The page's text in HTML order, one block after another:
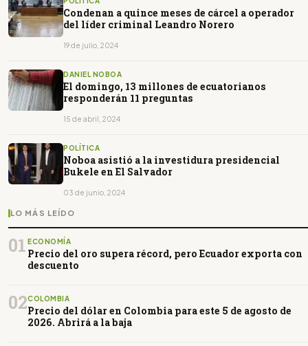
Condenan a quince meses de cárcel a operador
del líder criminal Leandro Norero
19 de julio, 2024
DANIEL NOBOA
El domingo, 13 millones de ecuatorianos
responderán 11 preguntas
15 de abril, 2024
POLÍTICA
Noboa asistió a la investidura presidencial
Bukele en El Salvador
03 de junio, 2024
LO MÁS LEÍDO
01 ECONOMÍA
Precio del oro supera récord, pero Ecuador exporta con
descuento
02COLOMBIA
Precio del dólar en Colombia para este 5 de agosto de
2026. Abrirá a la baja